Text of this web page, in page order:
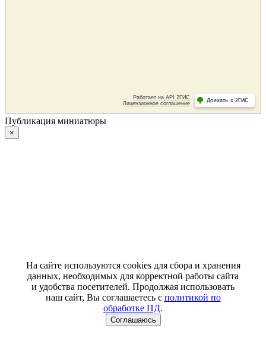
Публикация миниатюры
×
На сайте используются cookies для сбора и хранения
данных, необходимых для корректной работы сайта
и удобства посетителей. Продолжая использовать
наш сайт, Вы соглашаетесь с политикой по
обработке ПД.
Соглашаюсь